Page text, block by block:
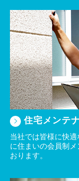
2025/07/22
夏期休業のご案内
2025/04/30
日本エコエネシステ
知らせ
2025/04/23
GW休業のお知らせ
2025/03/28
甲府支店開設のお知
2025/03/07
株式会社ベルハウス
関連会社支店（神
住宅メンテ
当社では皆様に快
に住まいの会員制
おります。